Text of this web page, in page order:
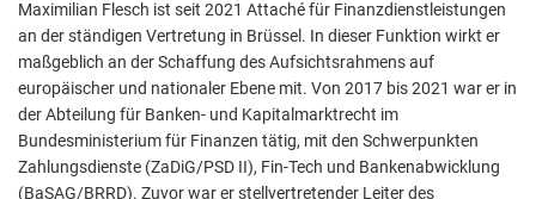
Maximilian Flesch ist seit 2021 Attaché für Finanzdienstleistungen
an der ständigen Vertretung in Brüssel. In dieser Funktion wirkt er
maßgeblich an der Schaffung des Aufsichtsrahmens auf
europäischer und nationaler Ebene mit. Von 2017 bis 2021 war er in
der Abteilung für Banken- und Kapitalmarktrecht im
Bundesministerium für Finanzen tätig, mit den Schwerpunkten
Zahlungsdienste (ZaDiG/PSD II), Fin-Tech und Bankenabwicklung
(BaSAG/BRRD). Zuvor war er stellvertretender Leiter des